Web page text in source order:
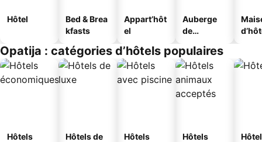
Hôtel
Bed & Brea
kfasts
Appart’hôt
el
Auberge
de
Opatija : catégories d’hôtels populaires
Hôtels
Hôtels de
Hôtels
Hôtels